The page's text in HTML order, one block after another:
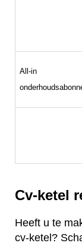
All-in
Cv-ketel
Heeft u te
cv-ketel?